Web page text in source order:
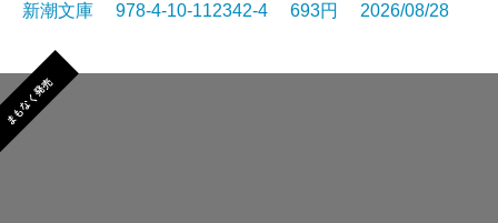
新潮文庫 978-4-10-112342-4 693円 2026/08/28
まもなく発売